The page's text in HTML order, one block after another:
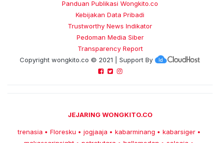
Panduan Publikasi Wongkito.co
Kebijakan Data Pribadi
Trustworthy News Indikator
Pedoman Media Siber
Transparency Report
Copyright wongkito.co © 2021 | Support By
JEJARING WONGKITO.CO
trenasia • Floresku • jogjaaja • kabarminang • kabarsiger •